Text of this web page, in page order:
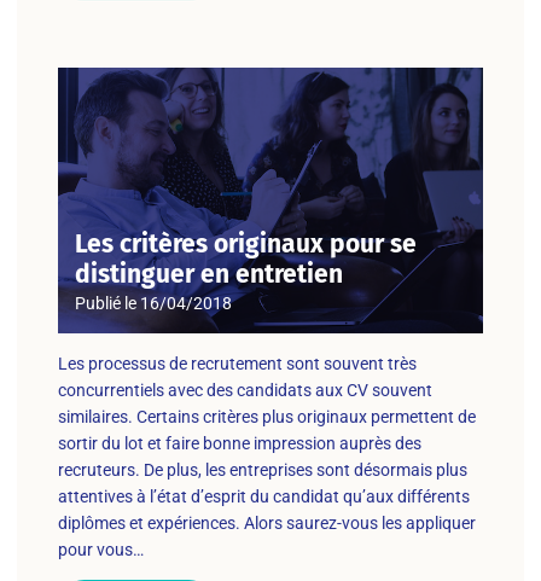
Les critères originaux pour se
distinguer en entretien
Publié le 16/04/2018
Les processus de recrutement sont souvent très
concurrentiels avec des candidats aux CV souvent
similaires. Certains critères plus originaux permettent de
sortir du lot et faire bonne impression auprès des
recruteurs. De plus, les entreprises sont désormais plus
attentives à l’état d’esprit du candidat qu’aux différents
diplômes et expériences. Alors saurez-vous les appliquer
pour vous…